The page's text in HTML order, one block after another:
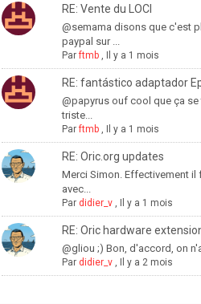
RE: Vente du LOCI
@semama disons que c'est
paypal sur ...
Parftmb, Il y a 1 mois
RE: fantástico adaptador
@papyrus ouf cool que ça
triste...
Parftmb, Il y a 1 mois
RE: Oric.org updates
Merci Simon. Effectivement il
avec...
Par didier_v, Il y a 1 mois
RE: Oric hardware
@gliou ;) Bon, d'accord, on
Par didier_v, Il y a 2 mois